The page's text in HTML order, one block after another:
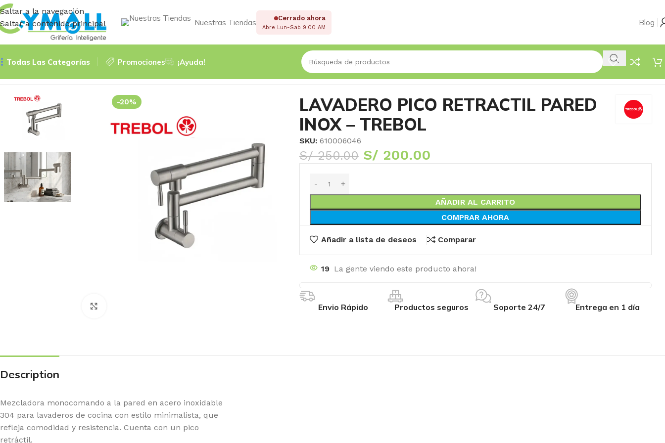
Saltar a la navegación
Saltar a contenido principal
Nuestras Tiendas Cerrado ahora
Abre Lun-Sab 9:00 AM
Blog
Todas Las Categorías Promociones
¡Ayuda!
-20%
LAVADERO PICO RETRACTIL PARED
INOX – TREBOL
SKU: 610006046
S/250.00 S/ 200.00
AÑADIR AL CARRITO
COMPRAR AHORA
Añadir a lista de deseos Comparar
19 La gente viendo este producto ahora!
Envio Rápido Productos seguros Soporte 24/7 Entrega en 1 día
Description
Mezcladora monocomando a la pared en acero inoxidable
304 para lavaderos de cocina con estilo minimalista, que
refleja comodidad y resistencia. Cuenta con un pico
retráctil.